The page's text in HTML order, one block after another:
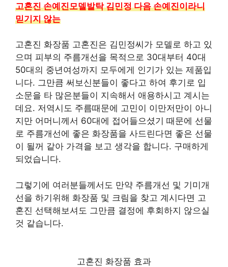
고혼진 손예진모델발탁 김민정 다음 손예진이라니
믿기지 않는
고혼진 화장품 고혼진은 김민정씨가 모델로 하고 있
으며 피부의 주름개선을 목적으로 30대부터 40대
50대의 중년여성까지 모두에게 인기가 있는 제품입
니다. 그만큼 써보신분들이 좋다고 하여 후기로 입
소문을 타 많은분들이 지속해서 애용하시고 계시는
데요. 저역시도 주름때문에 고민이 이만저만이 아니
지만 어머니께서 60대에 접어들으셨기 때문에 선물
로 주름개선에 좋은 화장품을 사드린다면 좋은 선물
이 될꺼 같아 가격을 보고 생각을 합니다. 구매하게
되었습니다.
그렇기에 여러분들께서도 만약 주름개선 및 기미개
선을 하기위해 화장품 및 크림을 찾고 계시다면 고
혼진 선택해보셔도 그만큼 결정에 후회하지 않으실
것 같습니다.
고혼진 화장품 효과